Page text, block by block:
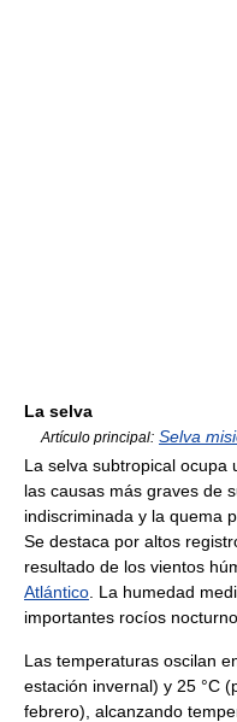
La selva
Artículo principal: Selva
La selva subtropical ocupa
las causas más graves de
indiscriminada y la quema
Se destaca por altos
resultado de los vientos
Atlántico . La humedad
importantes rocíos
Las temperaturas oscilan
estación invernal) y 25 °C
febrero), alcanzando